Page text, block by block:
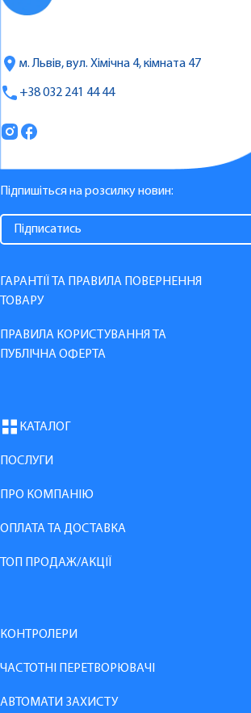
м. Львів, вул. Хімічна 4, кімната 47
+38 032 241 44 44
Підпишіться на розсилку новин:
ГАРАНТІЇ ТА ПРАВИЛА ПОВЕРНЕННЯ
ТОВАРУ
ПРАВИЛА КОРИСТУВАННЯ ТА
ПУБЛІЧНА ОФЕРТА
КАТАЛОГ
ПОСЛУГИ
ПРО КОМПАНІЮ
ОПЛАТА ТА ДОСТАВКА
ТОП ПРОДАЖ/АКЦІЇ
КОНТРОЛЕРИ
ЧАСТОТНІ ПЕРЕТВОРЮВАЧІ
АВТОМАТИ ЗАХИСТУ